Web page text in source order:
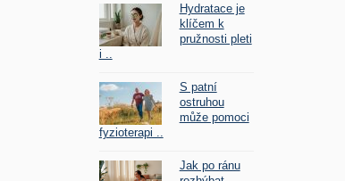
Hydratace je
klíčem k
pružnosti pleti
i ..
S patní
ostruhou
může pomoci
fyzioterapi ..
Jak po ránu